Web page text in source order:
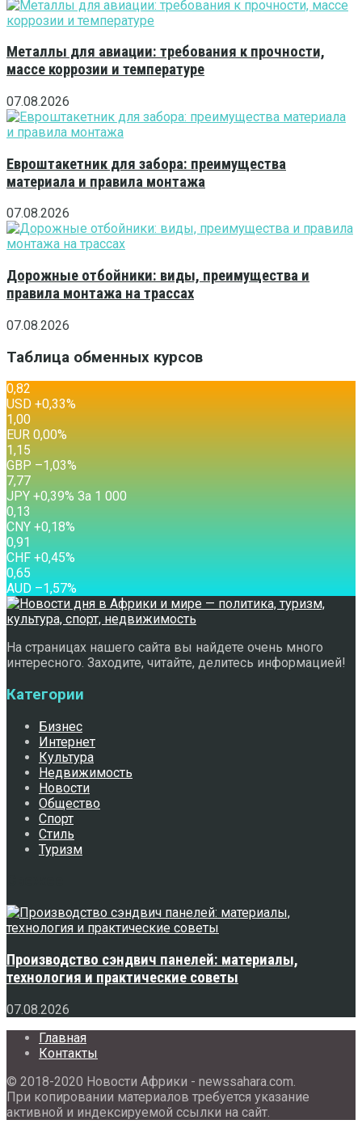
Металлы для авиации: требования к прочности,
массе коррозии и температуре
07.08.2026
Евроштакетник для забора: преимущества
материала и правила монтажа
07.08.2026
Дорожные отбойники: виды, преимущества и
правила монтажа на трассах
07.08.2026
Таблица обменных курсов
0,82
USD +0,33%
1,00
EUR 0,00%
1,15
GBP –1,03%
7,77
JPY +0,39% За 1 000
0,13
CNY +0,18%
0,91
CHF +0,45%
0,65
AUD –1,57%
На страницах нашего сайта вы найдете очень много
интересного. Заходите, читайте, делитесь информацией!
Категории
Бизнес
Интернет
Культура
Недвижимость
Новости
Общество
Спорт
Стиль
Туризм
Производство сэндвич панелей: материалы,
технология и практические советы
07.08.2026
Главная
Контакты
© 2018-2020 Новости Африки - newssahara.com.
При копировании материалов требуется указание
активной и индексируемой ссылки на сайт.